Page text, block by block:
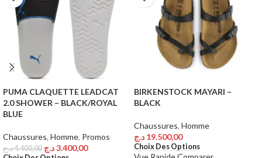
PUMA CLAQUETTE LEADCAT
2.0 SHOWER – BLACK/ROYAL
BLUE
Chaussures, Homme, Promos
4.400,00د.ج 3.400,00د.ج
BIRKENSTOCK MAYARI –
BLACK
Chaussures, Homme
19.500,00 د.ج
Choix Des Options